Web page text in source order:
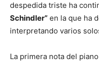
despedida triste ha
Schindler” en la que ha
interpretando varios
La primera nota del